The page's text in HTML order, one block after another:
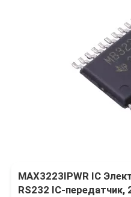
MAX3223IPWR IC
RS232 IC-